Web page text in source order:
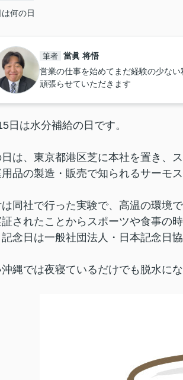
何の日
筆者 當眞 将悟
営業の仕事を始めてまだ経験の少な
頑張らせていただきます
日は水分補給の日です。
日は、東京都港区芝に本社を置き、
品の製造・販売で知られるサーモ
は同社で行った実験で、高温の環境
証されたことからスポーツや食事の
念日は一般社団法人・日本記念日
縄では夜寝ているだけでも脱水に